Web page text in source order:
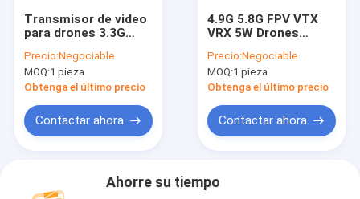
Transmisor de video
para drones 3.3G
drones de carreras
FPV de larga
distancia, VTX
Precio:Negociable
MOQ:1 pieza
Obtenga el último precio
Contactar ahora
4.9G 5.8G FPV VTX
VRX 5W Drones
30km aire a tierra
Precio:Negociable
MOQ:1 pieza
Obtenga el último precio
Contactar ahora
Ahorre su tiempo